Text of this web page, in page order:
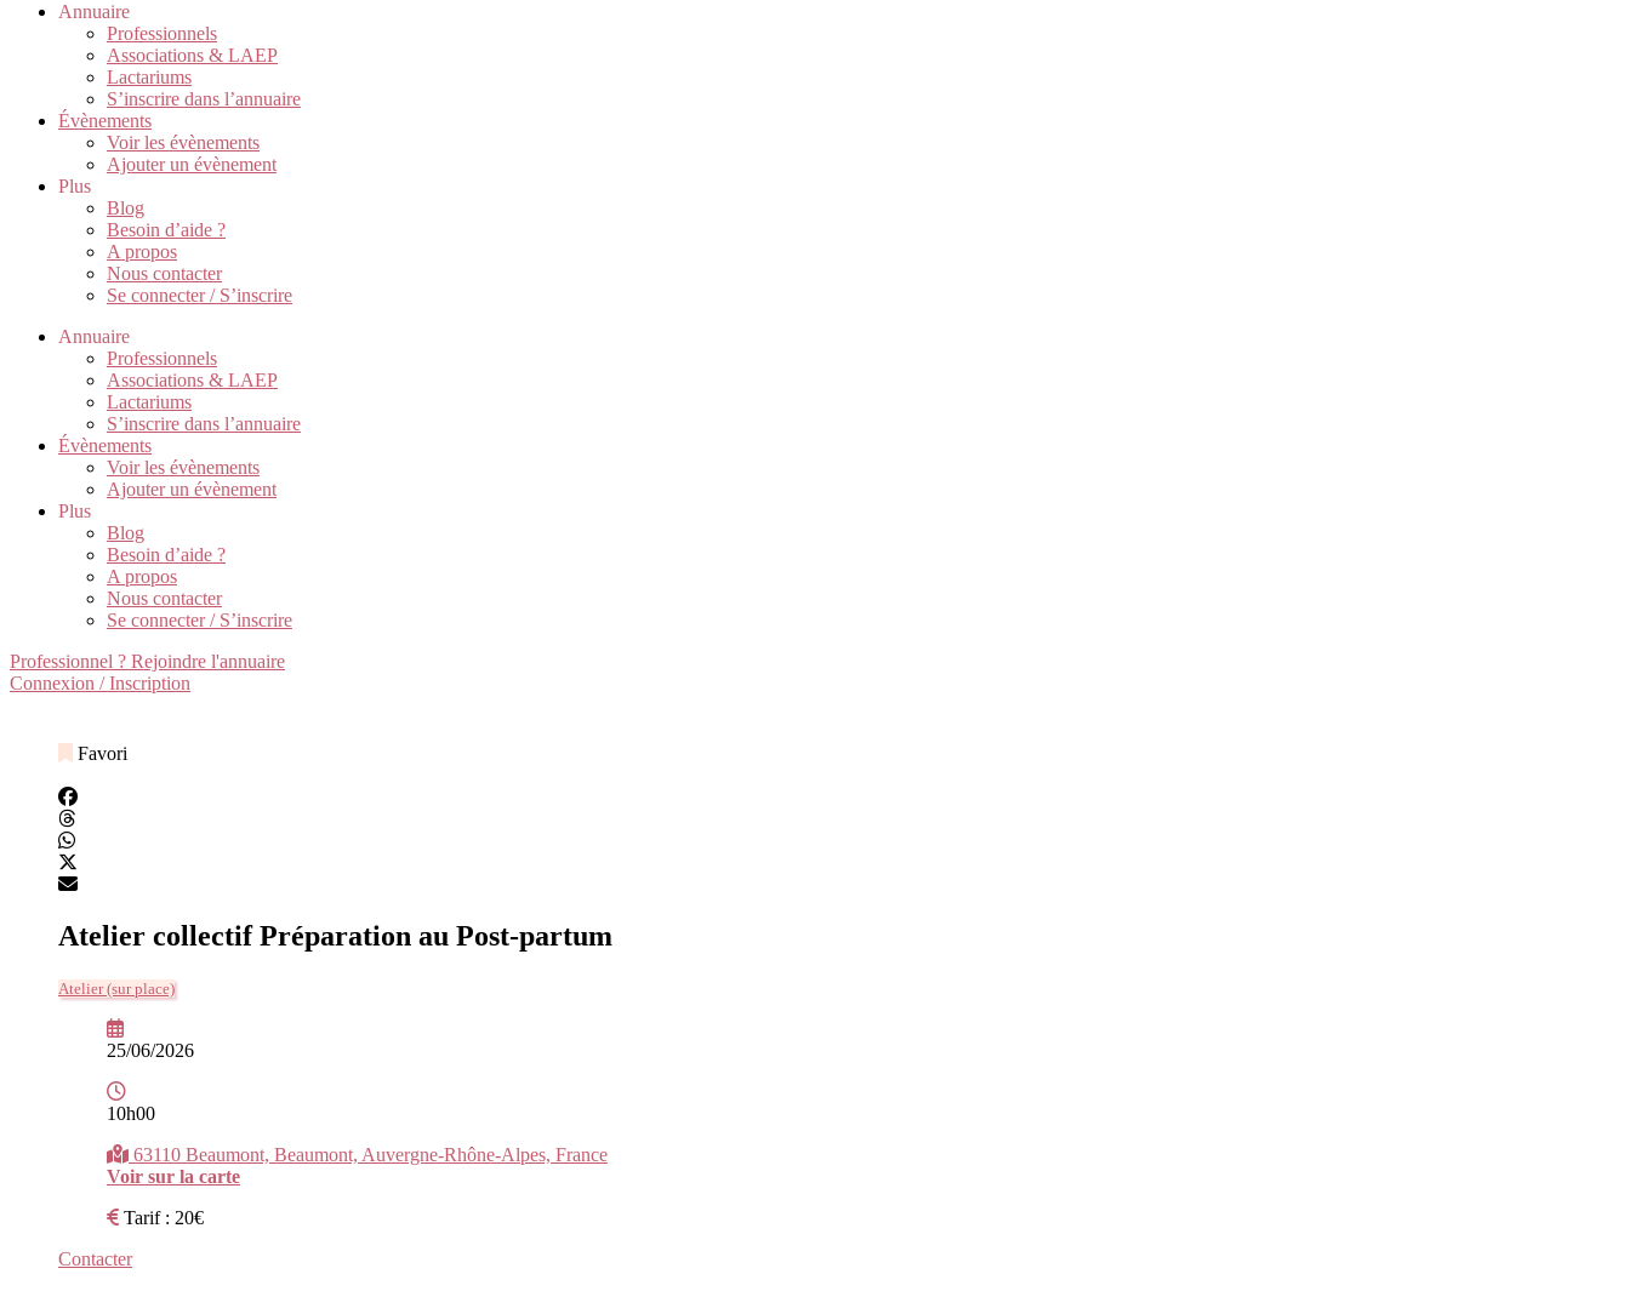
Annuaire
Professionnels
Associations & LAEP
Lactariums
S’inscrire dans l’annuaire
Évènements
Voir les évènements
Ajouter un évènement
Plus
Blog
Besoin d’aide ?
A propos
Nous contacter
Se connecter / S’inscrire
Annuaire
Professionnels
Associations & LAEP
Lactariums
S’inscrire dans l’annuaire
Évènements
Voir les évènements
Ajouter un évènement
Plus
Blog
Besoin d’aide ?
A propos
Nous contacter
Se connecter / S’inscrire
Professionnel ? Rejoindre l'annuaire
Connexion / Inscription
Favori
Atelier collectif Préparation au Post-partum
Atelier (sur place)
25/06/2026
10h00
63110 Beaumont, Beaumont, Auvergne-Rhône-Alpes, France
Voir sur la carte
Tarif : 20€
Contacter